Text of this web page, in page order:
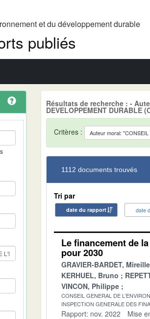
et du développement durable
publiés
Résultats de recherche : -
DEVELOPPEMENT DURABLE
Critères :
1112 documents trouvés
Tri par
date du rapport date
Le financement de
pour 2030
GRAVIER-BARDET, Mireille
KERHUEL, Bruno
VINCON, Philippe
CONSEIL GENERAL DE
INSPECTION GENERALE DES
Rapport: nov. 2022 Mise